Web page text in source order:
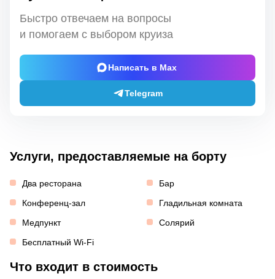
Быстро отвечаем на вопросы
и помогаем с выбором круиза
Написать в Max
Telegram
Услуги, предоставляемые на борту
Два ресторана
Бар
Конференц-зал
Гладильная комната
Медпункт
Солярий
Бесплатный Wi-Fi
Что входит в стоимость